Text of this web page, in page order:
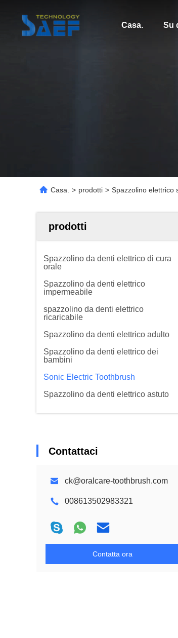
Casa. Su
Casa. > prodotti > Spazzolino elettrico
prodotti
Spazzolino da denti elettrico di cura
orale
Spazzolino da denti elettrico
impermeabile
spazzolino da denti elettrico
ricaricabile
Spazzolino da denti elettrico adulto
Spazzolino da denti elettrico dei
bambini
Sonic Electric Toothbrush
Spazzolino da denti elettrico astuto
Contattaci
ck@oralcare-toothbrush.com
008613502983321
Contatta ora